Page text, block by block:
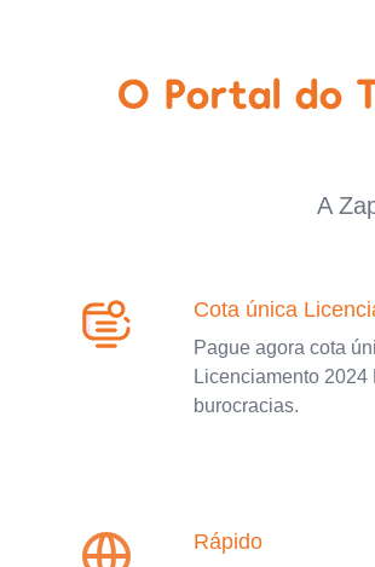
O Portal do
A
Cota única
Pague agora cota
Licenciamento 2024
burocracias.
Rápido